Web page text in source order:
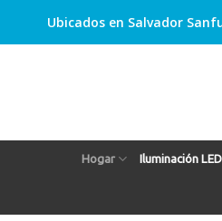
Ubicados en Salvador
Hogar Iluminación LED